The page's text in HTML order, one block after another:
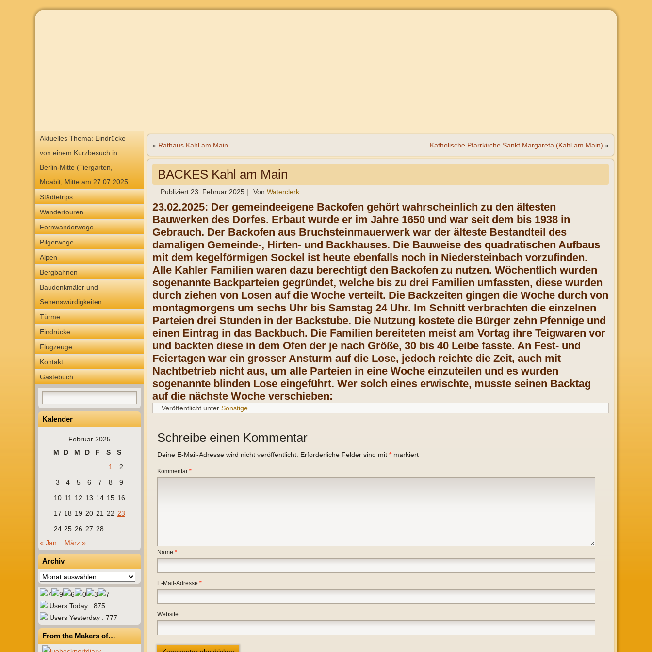
Aktuelles Thema: Eindrücke
von einem Kurzbesuch in
Berlin-Mitte (Tiergarten,
Moabit, Mitte am 27.07.2025
Städtetrips
Wandertouren
Fernwanderwege
Pilgerwege
Alpen
Bergbahnen
Baudenkmäler und
Sehenswürdigkeiten
Türme
Eindrücke
Flugzeuge
Kontakt
Gästebuch
Kalender
Februar 2025
M
D M D F S
S
1
2
3
4 5 6 7 8
9
10 11 12 13 14 15 16
17 18 19 20 21 22 23
24 25 26 27 28
« Jan.
März »
Archiv
Archiv
Users Today : 875
Users Yesterday : 777
From the Makers of…
« Rathaus Kahl am Main Katholische Pfarrkirche Sankt Margareta (Kahl am Main) »
BACKES Kahl am Main
Publiziert 23. Februar 2025 | Von Waterclerk
23.02.2025: Der gemeindeeigene Backofen gehört wahrscheinlich zu den ältesten
Bauwerken des Dorfes. Erbaut wurde er im Jahre 1650 und war seit dem bis 1938 in
Gebrauch. Der Backofen aus Bruchsteinmauerwerk war der älteste Bestandteil des
damaligen Gemeinde-, Hirten- und Backhauses. Die Bauweise des quadratischen Aufbaus
mit dem kegelförmigen Sockel ist heute ebenfalls noch in Niedersteinbach vorzufinden.
Alle Kahler Familien waren dazu berechtigt den Backofen zu nutzen. Wöchentlich wurden
sogenannte Backparteien gegründet, welche bis zu drei Familien umfassten, diese wurden
durch ziehen von Losen auf die Woche verteilt. Die Backzeiten gingen die Woche durch von
montagmorgens um sechs Uhr bis Samstag 24 Uhr. Im Schnitt verbrachten die einzelnen
Parteien drei Stunden in der Backstube. Die Nutzung kostete die Bürger zehn Pfennige und
einen Eintrag in das Backbuch. Die Familien bereiteten meist am Vortag ihre Teigwaren vor
und backten diese in dem Ofen der je nach Größe, 30 bis 40 Leibe fasste. An Fest- und
Feiertagen war ein grosser Ansturm auf die Lose, jedoch reichte die Zeit, auch mit
Nachtbetrieb nicht aus, um alle Parteien in eine Woche einzuteilen und es wurden
sogenannte blinden Lose eingeführt. Wer solch eines erwischte, musste seinen Backtag
auf die nächste Woche verschieben:
Veröffentlicht unter Sonstige
Schreibe einen Kommentar
Deine E-Mail-Adresse wird nicht veröffentlicht. Erforderliche Felder sind mit *markiert
Kommentar *
Name *
E-Mail-Adresse *
Website